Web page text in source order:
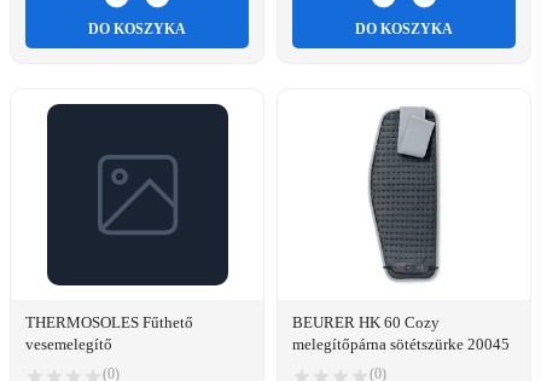
DO KOSZYKA DO KOSZYKA
THERMOSOLES Fűthető
vesemelegítő
(0)
BEURER HK 60 Cozy
melegítőpárna sötétszürke 20045
(0)